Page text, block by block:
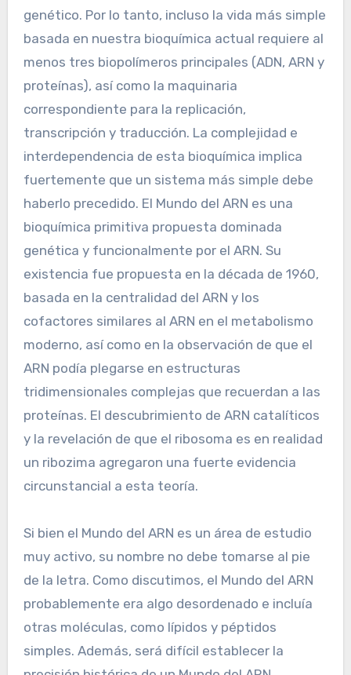
genético. Por lo tanto, incluso la vida más simple
basada en nuestra bioquímica actual requiere al
menos tres biopolímeros principales (ADN, ARN y
proteínas), así como la maquinaria
correspondiente para la replicación,
transcripción y traducción. La complejidad e
interdependencia de esta bioquímica implica
fuertemente que un sistema más simple debe
haberlo precedido. El Mundo del ARN es una
bioquímica primitiva propuesta dominada
genética y funcionalmente por el ARN. Su
existencia fue propuesta en la década de 1960,
basada en la centralidad del ARN y los
cofactores similares al ARN en el metabolismo
moderno, así como en la observación de que el
ARN podía plegarse en estructuras
tridimensionales complejas que recuerdan a las
proteínas. El descubrimiento de ARN catalíticos
y la revelación de que el ribosoma es en realidad
un ribozima agregaron una fuerte evidencia
circunstancial a esta teoría.
Si bien el Mundo del ARN es un área de estudio
muy activo, su nombre no debe tomarse al pie
de la letra. Como discutimos, el Mundo del ARN
probablemente era algo desordenado e incluía
otras moléculas, como lípidos y péptidos
simples. Además, será difícil establecer la